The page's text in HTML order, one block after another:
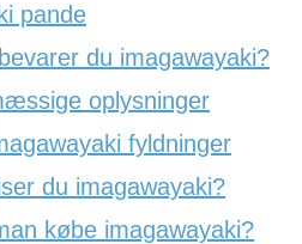
pande
du imagawayaki?
oplysninger
fyldninger
du imagawayaki?
købe imagawayaki?